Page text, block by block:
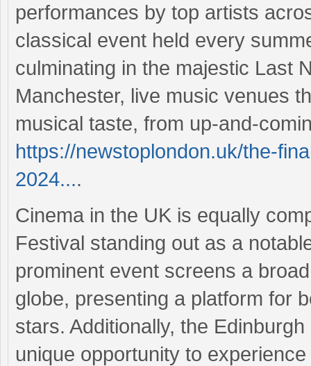
performances by top artists
classical event held every
culminating in the majestic Last
Manchester, live music venues
musical taste, from up-and-
https://newstoplondon.uk/the-
2024....
Cinema in the UK is equally
Festival standing out as a
prominent event screens a
globe, presenting a platform for
stars. Additionally, the
unique opportunity to